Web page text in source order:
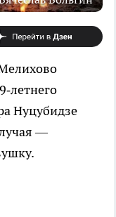
Нуцубидзе
—